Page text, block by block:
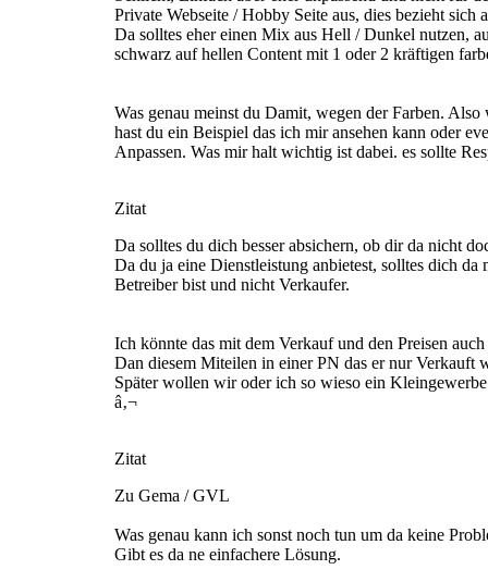
Private Webseite / Hobby Seite aus, dies bezieht sich
Da solltes eher einen Mix aus Hell / Dunkel nutzen,
schwarz auf hellen Content mit 1 oder 2 kräftigen
Was genau meinst du Damit, wegen der Farben.
hast du ein Beispiel das ich mir ansehen kann oder
Anpassen. Was mir halt wichtig ist dabei. es sollte
Zitat
Da solltes du dich besser absichern, ob dir da nicht
Da du ja eine Dienstleistung anbietest, solltes dich
Betreiber bist und nicht Verkaufer.
Ich könnte das mit dem Verkauf und den Preisen
Dan diesem Miteilen in einer PN das er nur Verkauft
Später wollen wir oder ich so wieso ein
â‚¬
Zitat
Zu Gema / GVL
Was genau kann ich sonst noch tun um da keine
Gibt es da ne einfachere Lösung.